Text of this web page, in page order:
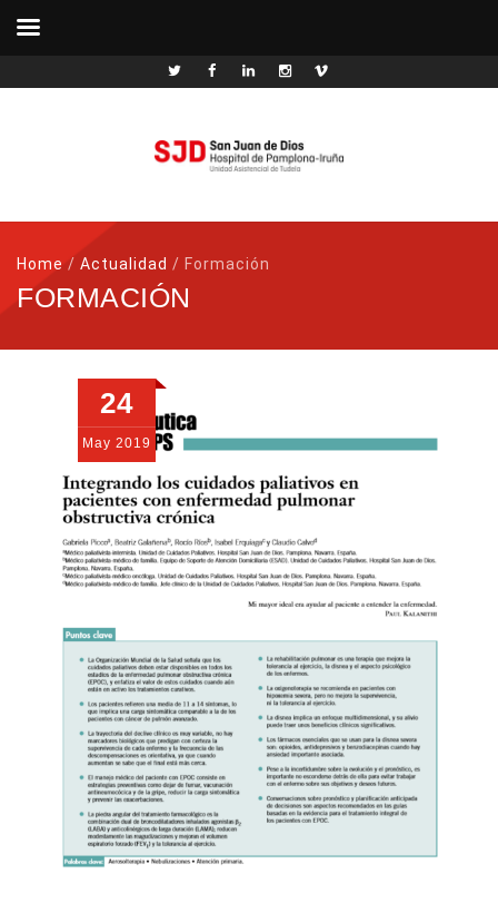
Home/ Actualidad / Formación
FORMACIÓN
24
May 2019